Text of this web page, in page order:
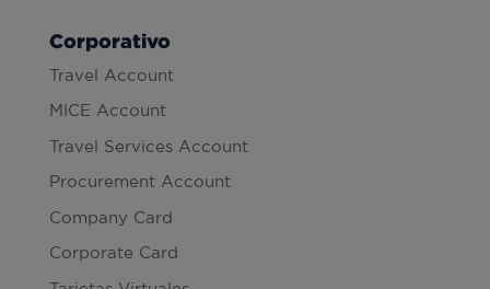
Corporativo
Travel Account
MICE Account
Travel Services Account
Procurement Account
Company Card
Corporate Card